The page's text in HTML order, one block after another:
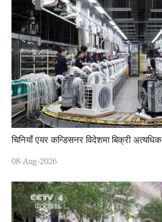
चिनियाँ एयर कन्डिसनर विदेशमा बिक्री अत्यधिक
08-Aug-2026